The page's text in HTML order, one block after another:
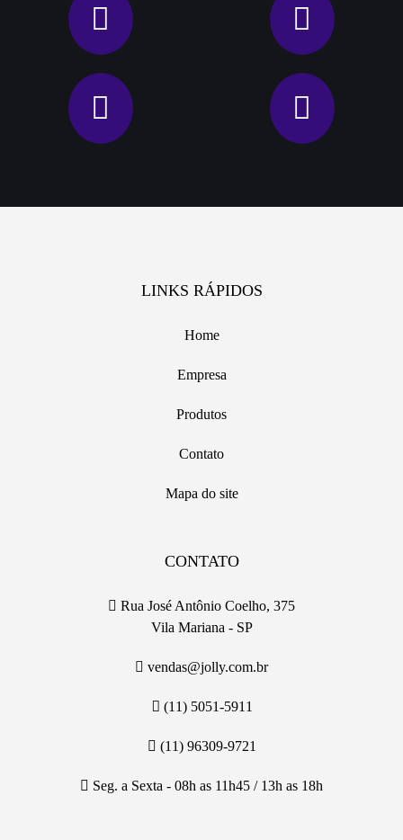
LINKS RÁPIDOS
Home
Empresa
Produtos
Contato
Mapa do site
CONTATO
Rua José Antônio Coelho, 375
Vila Mariana - SP
vendas@jolly.com.br
(11) 5051-5911
(11) 96309-9721
Seg. a Sexta - 08h as 11h45 / 13h as 18h